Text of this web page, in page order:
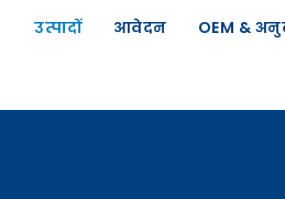
उत्पादों आवेदन OEM &